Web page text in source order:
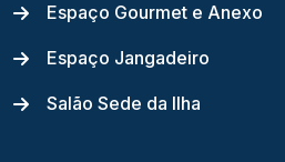
Espaço Gourmet e Anexo
Espaço Jangadeiro
Salão Sede da Ilha